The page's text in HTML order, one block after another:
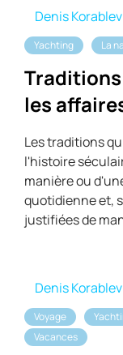
Denis Korablev
Yachting La
les
Les traditions
l'histoire
manière ou
quotidienne et,
justifiées de
Denis Korablev
Voyage
Vacances